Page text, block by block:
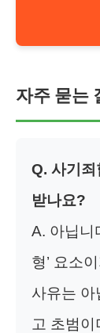
자주 묻는
Q. 사기
받나요?
A. 아닙니
형’ 요소
사유는 아
고 초범